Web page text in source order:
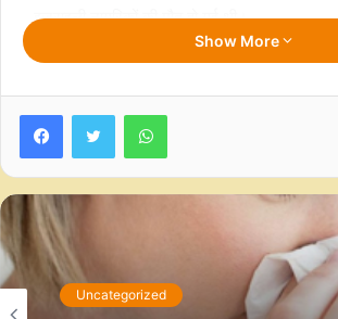
इजराइली नागरिकों की मौत हो गई थी।
वरिष्ठ कार्यकर्ता था और वेस्ट बैंक में इज़राइल पर
साजिश रचने में शामिल था।
आईडीएफ ने शनिवार रात एक बयान में कहा कि अल-
में गोलीबारी जारी है और उसके सैनिकों ने अस्पताल
हमास कार्यकर्ताओं को मार डाला है।
बयान में यह भी कहा गया कि आईडीएफ ने शनिवार को
Show More
FacebookTwitter WhatsApp
Uncategorized